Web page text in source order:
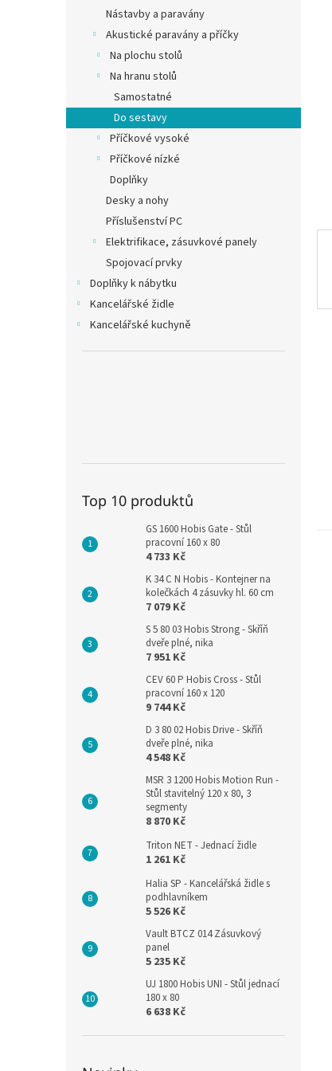
Nástavby a paravány
Akustické paravány a příčky
Na plochu stolů
Na hranu stolů
Samostatné
Do sestavy
Příčkové vysoké
Příčkové nízké
Doplňky
Desky a nohy
Příslušenství PC
Elektrifikace, zásuvkové panely
Spojovací prvky
Doplňky k nábytku
Kancelářské židle
Kancelářské kuchyně
Top 10 produktů
GS 1600 Hobis Gate - Stůl
pracovní 160 x 80
4 733 Kč
K 34 C N Hobis - Kontejner na
kolečkách 4 zásuvky hl. 60 cm
7 079 Kč
S 5 80 03 Hobis Strong - Skříň
dveře plné, nika
7 951 Kč
CEV 60 P Hobis Cross - Stůl
pracovní 160 x 120
9 744 Kč
D 3 80 02 Hobis Drive - Skříň
dveře plné, nika
4 548 Kč
MSR 3 1200 Hobis Motion Run -
Stůl stavitelný 120 x 80, 3
segmenty
8 870 Kč
Triton NET - Jednací židle
1 261 Kč
Halia SP - Kancelářská židle s
podhlavníkem
5 526 Kč
Vault BTCZ 014 Zásuvkový
panel
5 235 Kč
UJ 1800 Hobis UNI - Stůl jednací
180 x 80
6 638 Kč